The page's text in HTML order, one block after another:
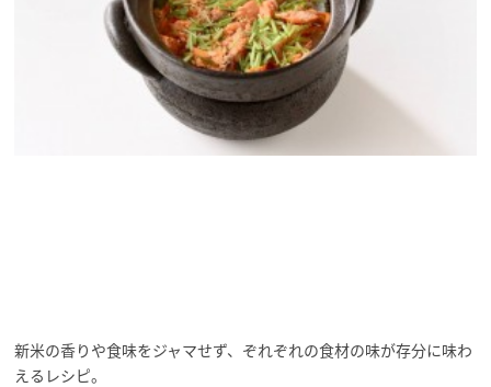
新米の香りや食味をジャマせず、ぞれぞれの食材の味が存分に味わ
えるレシピ。